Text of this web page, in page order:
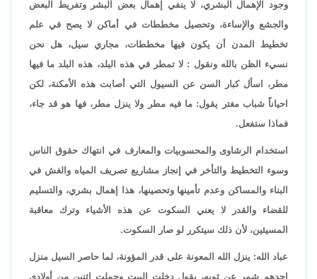
وجود الإهمال البشري، لا ينفي إهمال بعض البشر وتفريط البعض
والجشع والإساءة، وتحصيل مخططات في أماكن لا يصح في علم
تخطيط المدن أن يكون فيها مخططات، مجاري سيل، هل نحن
نسيء الظن بالله ونقول : لا تمطر في هذه البلد، هذه البلد ما فيها
مطر، اسأل كبار السن عن السيول التي أصابت هذه الأمكنة، لكن
احياناً شباب مغتر يقول: ما فيه مطر ولا ينزل مطر، فها هو قد جاء،
فماذا ستفعل.
استخدام الرشاوى والمحسوبيات والمعارف في انتهاك حقوق الناس
وسوء التخطيط والتأخر في إنجاز مشاريع تصريف المياه والغش في
البناء والمساكن وعدم تأمينها وتحصينها، هذا إهمال بشري، والتسليم
للقضاء والقدر لا يعني السكوت عن هذه الأشياء وترك معاقبة
المسيئين، لأن ذلك سيتكرر لو صار السكوت.
عباد الله: ينزل الله المعونة على قدر المؤونة، لما حاصر السيل منزل
احدهم شمر عن ثوبه، يقول دخلت البيت وحملت اثنين من أولادي